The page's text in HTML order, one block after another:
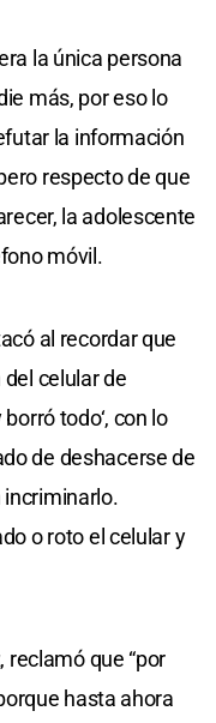
la única persona
más, por eso lo
la información
respecto de que
la adolescente
móvil.
al recordar que
celular de
todo‘, con lo
de deshacerse de
o roto el celular y
reclamó que “por
hasta ahora